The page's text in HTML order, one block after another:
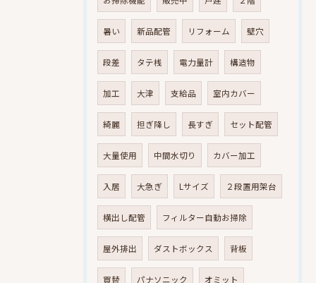
暑い 新品配管 リフォーム 壁穴
段差 タテ桟 電力量計 構造物
加工 大津 支給品 室内カバー
綺麗 担ぎ降し 長すぎ セット配管
大量使用 中間水切り カバー加工
入居 大急ぎ Lサイズ ２段置用架台
横出し配管 フィルター自動お掃除
屋外排出 ダストボックス 背板
買替 パナソニック オミット